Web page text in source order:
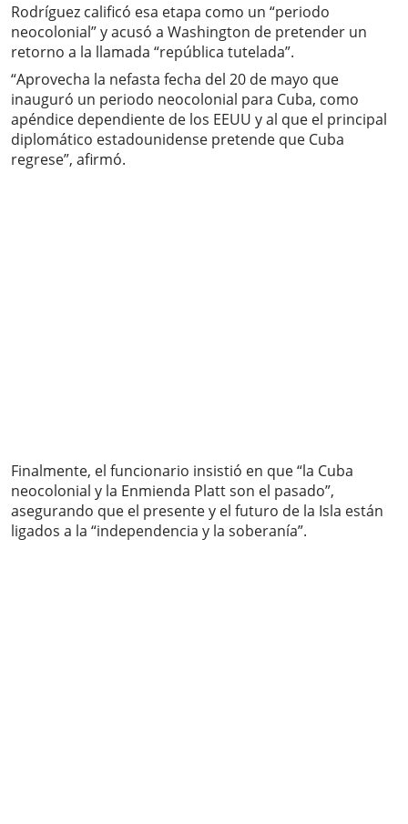
Rodríguez calificó esa etapa como un “periodo
neocolonial” y acusó a Washington de pretender un
retorno a la llamada “república tutelada”.
“Aprovecha la nefasta fecha del 20 de mayo que
inauguró un periodo neocolonial para Cuba, como
apéndice dependiente de los EEUU y al que el principal
diplomático estadounidense pretende que Cuba
regrese”, afirmó.
Finalmente, el funcionario insistió en que “la Cuba
neocolonial y la Enmienda Platt son el pasado”,
asegurando que el presente y el futuro de la Isla están
ligados a la “independencia y la soberanía”.